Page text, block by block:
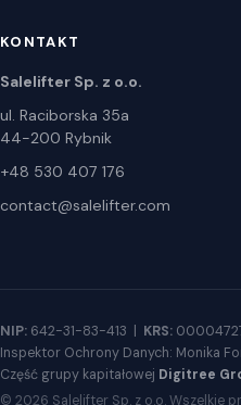
KONTAKT
Salelifter Sp. z o.o.
ul. Raciborska 35a
44-200 Rybnik
+48 530 407 176
contact@salelifter.com
NIP: 642-31-83-413 | KRS:
Inspektor Ochrony Danych: Monika
Część grupy kapitałowej Digitree
© 2026 Salelifter Sp. z o.o. Wszelkie